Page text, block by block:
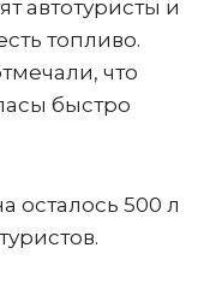
автотуристы и
топливо.
что
быстро
осталось 500 л